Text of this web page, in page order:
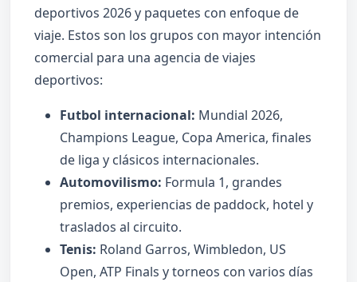
deportivos 2026 y paquetes con enfoque de
viaje. Estos son los grupos con mayor intención
comercial para una agencia de viajes
deportivos:
Futbol internacional: Mundial 2026,
Champions League, Copa America, finales
de liga y clásicos internacionales.
Automovilismo: Formula 1, grandes
premios, experiencias de paddock, hotel y
traslados al circuito.
Tenis: Roland Garros, Wimbledon, US
Open, ATP Finals y torneos con varios días